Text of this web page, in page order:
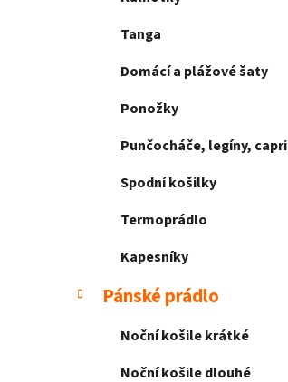
Tanga
Domácí a plážové šaty
Ponožky
Punčocháče, legíny, capri
Spodní košilky
Termoprádlo
Kapesníky
Pánské prádlo
Noční košile krátké
Noční košile dlouhé